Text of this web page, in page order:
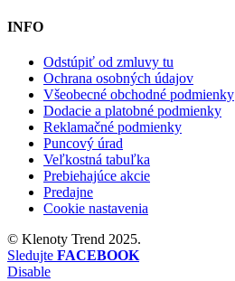
INFO
Odstúpiť od zmluvy tu
Ochrana osobných údajov
Všeobecné obchodné podmienky
Dodacie a platobné podmienky
Reklamačné podmienky
Puncový úrad
Veľkostná tabuľka
Prebiehajúce akcie
Predajne
Cookie nastavenia
© Klenoty Trend 2025.
Sledujte FACEBOOK
Disable